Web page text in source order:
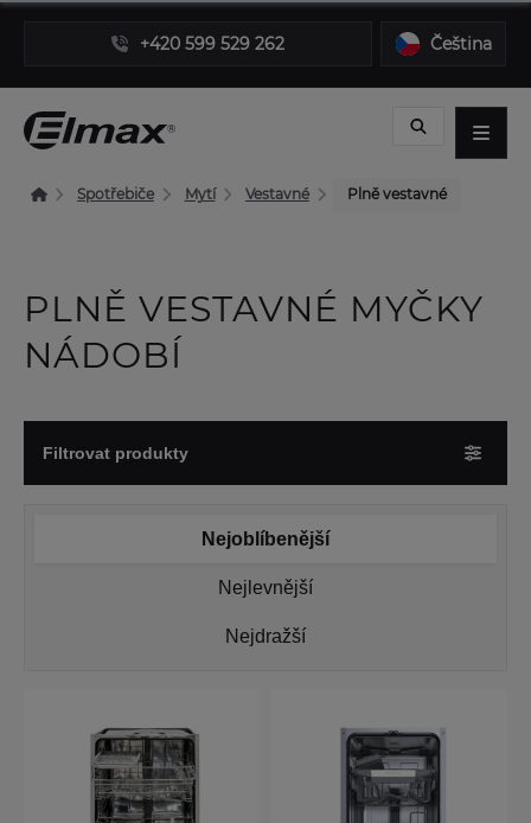
+420 599 529 262 Čeština
Spotřebiče Mytí Vestavné Plně vestavné
PLNĚ VESTAVNÉ MYČKY
NÁDOBÍ
Filtrovat produkty
Nejoblíbenější
Nejlevnější
Nejdražší